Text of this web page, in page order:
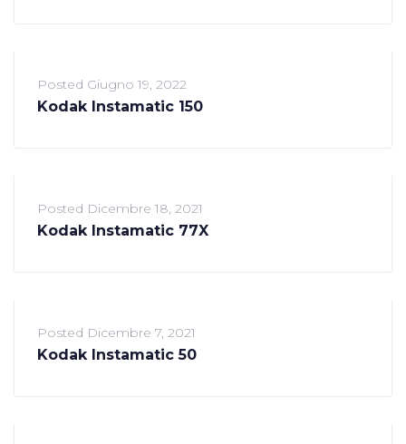
Posted Giugno 19, 2022
Kodak Instamatic 150
Posted Dicembre 18, 2021
Kodak Instamatic 77X
Posted Dicembre 7, 2021
Kodak Instamatic 50